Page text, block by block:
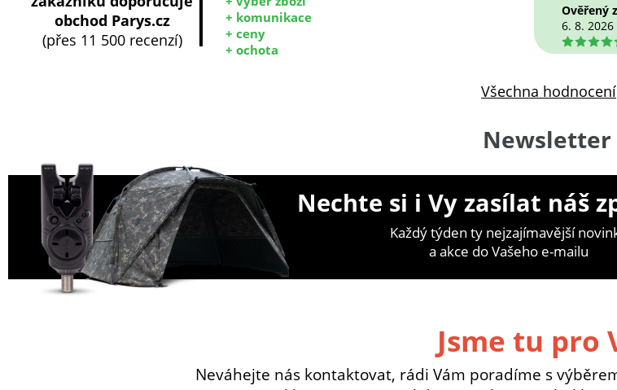
obchod Parys.cz
(přes 11 500 recenzí)
+ komunikace
+ ceny
+ ochota
Ověřený
6. 8. 2026
5
Všechna hodnocení
Newsletter
Nechte si i Vy zasílat náš
Každý týden ty nejzajímavější
a akce do Vašeho e-mailu
Jsme tu pro
Neváhejte nás kontaktovat, rádi Vám poradíme s